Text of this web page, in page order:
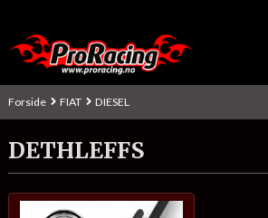
innholdet
Forside FIAT DIESEL
DETHLEFFS